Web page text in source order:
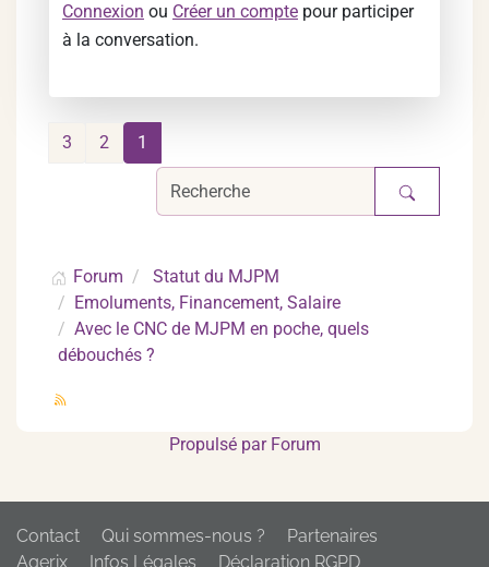
Connexion ou Créer un compte pour participer
à la conversation.
1
2
3
Forum
Statut du MJPM
Emoluments, Financement, Salaire
Avec le CNC de MJPM en poche, quels
débouchés ?
Propulsé par Forum
Contact Qui sommes-nous ?
Partenaires
Agerix
Infos Légales Déclaration RGPD